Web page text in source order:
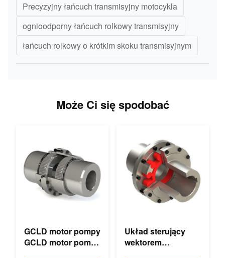
Precyzyjny łańcuch transmisyjny motocykla
ognioodporny łańcuch rolkowy transmisyjny
łańcuch rolkowy o krótkim skoku transmisyjnym
Może Ci się spodobać
GCLD motor pompy
GCLD motor pompy
Układ sterujący
wektorem